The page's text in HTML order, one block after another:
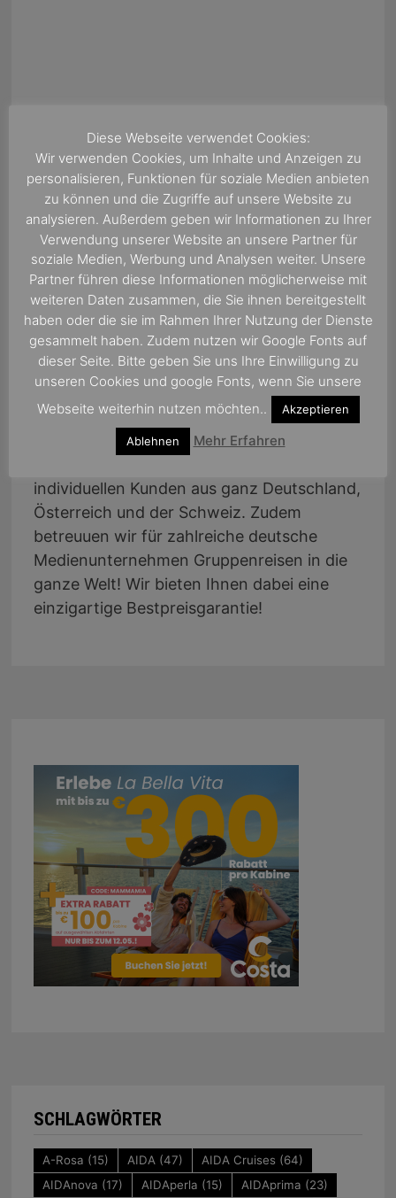
ÜBER UNS
Wir sind eine Kreuzfahrtagentur mit
individuellen Kunden aus ganz Deutschland,
Österreich und der Schweiz. Zudem
betreuuen wir für zahlreiche deutsche
Medienunternehmen Gruppenreisen in die
ganze Welt! Wir bieten Ihnen dabei eine
einzigartige Bestpreisgarantie!
SCHLAGWÖRTER
A-Rosa (15) AIDA (47) AIDA Cruises (64)
AIDAnova (17) AIDAperla (15) AIDAprima (23)
Diese Webseite verwendet Cookies:
Wir verwenden Cookies, um Inhalte und Anzeigen zu
personalisieren, Funktionen für soziale Medien anbieten
zu können und die Zugriffe auf unsere Website zu
analysieren. Außerdem geben wir Informationen zu Ihrer
Verwendung unserer Website an unsere Partner für
soziale Medien, Werbung und Analysen weiter. Unsere
Partner führen diese Informationen möglicherweise mit
weiteren Daten zusammen, die Sie ihnen bereitgestellt
haben oder die sie im Rahmen Ihrer Nutzung der Dienste
gesammelt haben. Zudem nutzen wir Google Fonts auf
dieser Seite. Bitte geben Sie uns Ihre Einwilligung zu
unseren Cookies und google Fonts, wenn Sie unsere
Webseite weiterhin nutzen möchten..
Akzeptieren
Ablehnen Mehr Erfahren